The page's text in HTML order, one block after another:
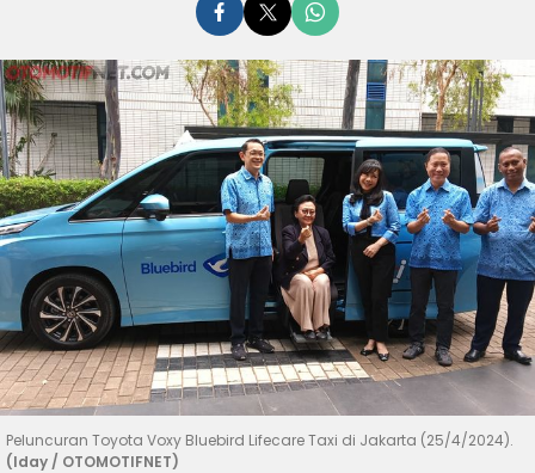
Peluncuran Toyota Voxy Bluebird Lifecare Taxi di Jakarta (25/4/2024).
(Iday / OTOMOTIFNET)